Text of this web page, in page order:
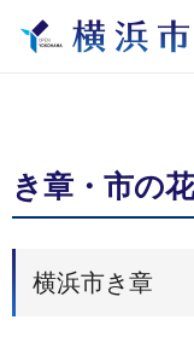
き章・市の花
横浜市き章